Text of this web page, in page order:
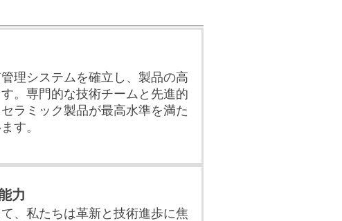
理システムを確立し、製品の高
。専門的な技術チームと先進的
ラミック製品が最高水準を満た
す。
力
、私たちは革新と技術進歩に焦